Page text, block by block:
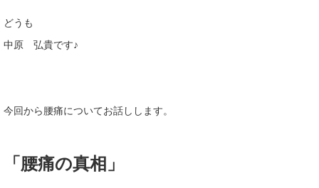
どうも
中原 弘貴です♪
今回から腰痛についてお話しします。
「腰痛の真相」